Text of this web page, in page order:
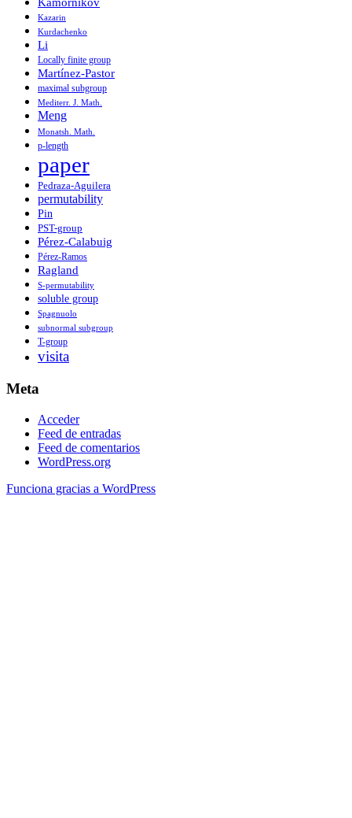
Kazarin
Kurdachenko
Li
Locally finite group
Martínez-Pastor
maximal subgroup
Mediterr. J. Math.
Meng
Monatsh. Math.
p-length
paper
Pedraza-Aguilera
permutability
Pin
PST-group
Pérez-Calabuig
Pérez-Ramos
Ragland
S-permutability
soluble group
Spagnuolo
subnormal subgroup
T-group
visita
Meta
Acceder
Feed de entradas
Feed de comentarios
WordPress.org
Funciona gracias a WordPress